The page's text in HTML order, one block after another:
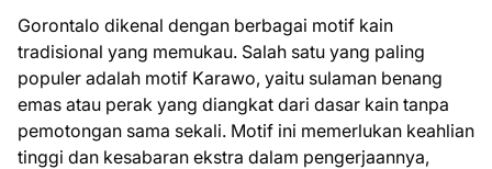
Gorontalo dikenal dengan berbagai motif kain
tradisional yang memukau. Salah satu yang paling
populer adalah motif Karawo, yaitu sulaman benang
emas atau perak yang diangkat dari dasar kain tanpa
pemotongan sama sekali. Motif ini memerlukan keahlian
tinggi dan kesabaran ekstra dalam pengerjaannya,